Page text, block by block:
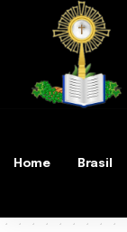
Home Brasil